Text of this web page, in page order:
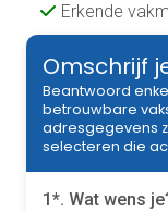
Erkende
Omschrijf
Beantwoord
betrouwbare
adresgegevens
selecteren die
1*. Wat wens